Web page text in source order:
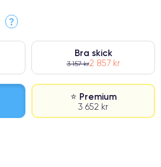
?
Bra skick
3 157 kr2 857 kr
⭐ Premium
3 652 kr